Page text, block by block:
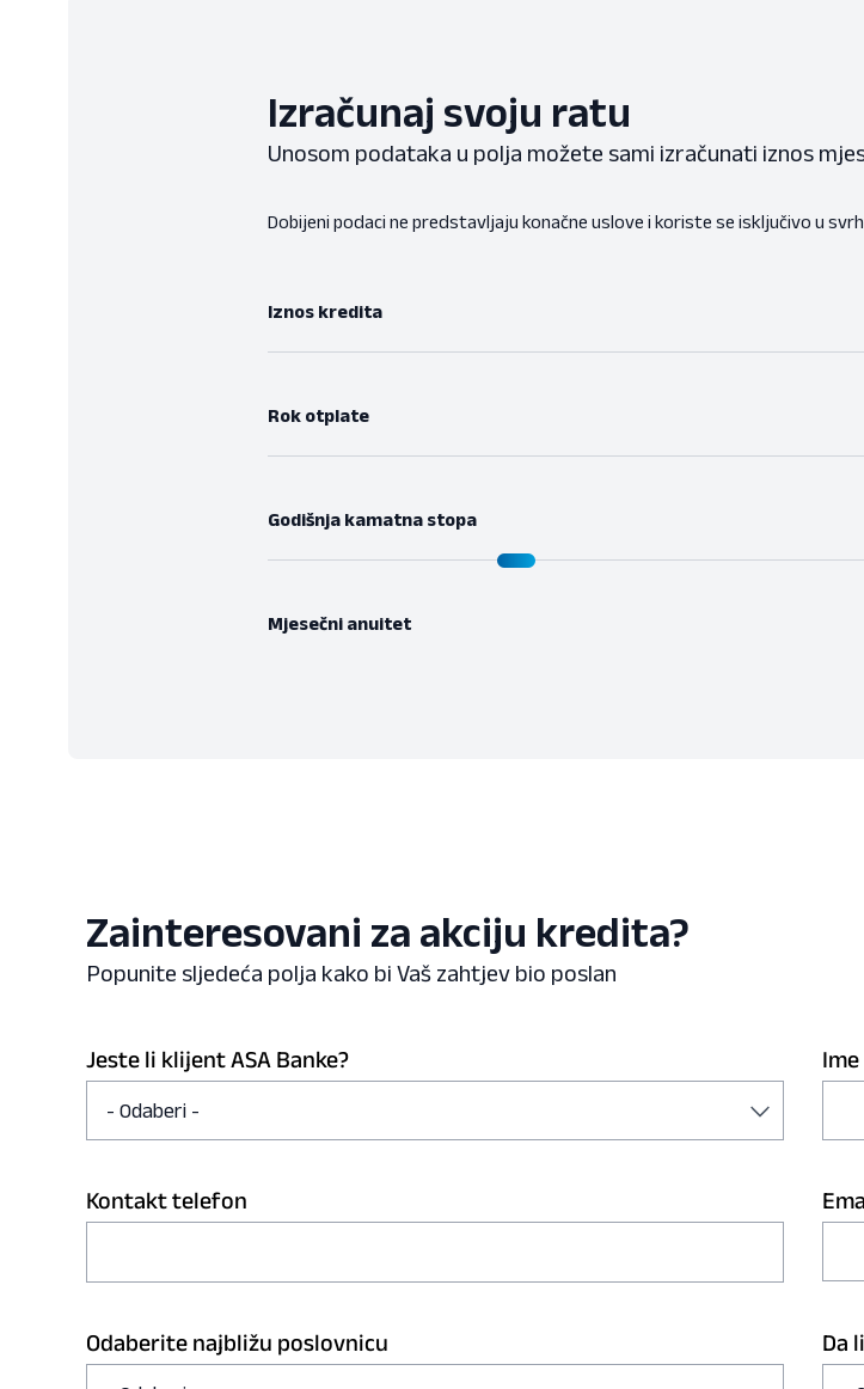
Izračunaj svoju ratu
Unosom podataka u polja možete sami izračunati iznos
Dobijeni podaci ne predstavljaju konačne uslove i koriste se isključivo u
Iznos kredita
Rok otplate
Godišnja kamatna stopa
Mjesečni anuitet
Zainteresovani za akciju kredita?
Popunite sljedeća polja kako bi Vaš zahtjev bio poslan
Jeste li klijent ASA Banke?
Kontakt telefon
Odaberite najbližu poslovnicu Da